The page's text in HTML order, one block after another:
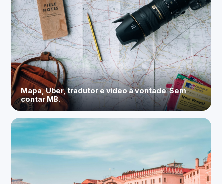
Mapa, Uber, tradutor e vídeo à vontade. Sem
contar MB.